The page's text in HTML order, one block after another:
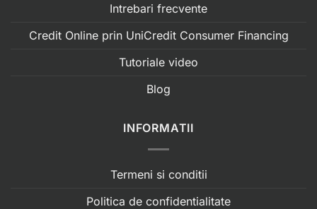
Intrebari frecvente
Credit Online prin UniCredit Consumer Financing
Tutoriale video
Blog
INFORMATII
Termeni si conditii
Politica de confidentialitate